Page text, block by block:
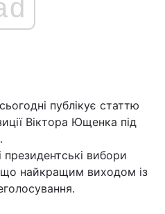
публікує статтю
Віктора Ющенка під
президентські вибори
що найкращим виходом із